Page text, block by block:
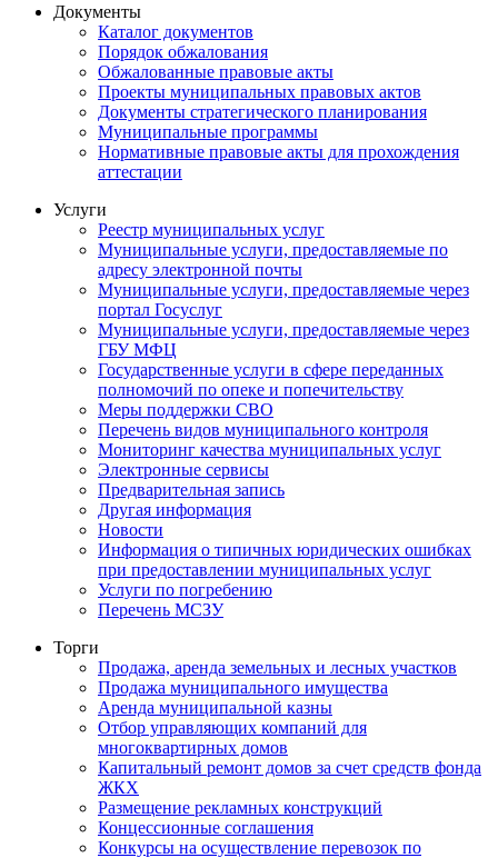
Документы
Каталог документов
Порядок обжалования
Обжалованные правовые акты
Проекты муниципальных правовых актов
Документы стратегического планирования
Муниципальные программы
Нормативные правовые акты для прохождения
аттестации
Услуги
Реестр муниципальных услуг
Муниципальные услуги, предоставляемые по
адресу электронной почты
Муниципальные услуги, предоставляемые через
портал Госуслуг
Муниципальные услуги, предоставляемые через
ГБУ МФЦ
Государственные услуги в сфере переданных
полномочий по опеке и попечительству
Меры поддержки СВО
Перечень видов муниципального контроля
Мониторинг качества муниципальных услуг
Электронные сервисы
Предварительная запись
Другая информация
Новости
Информация о типичных юридических ошибках
при предоставлении муниципальных услуг
Услуги по погребению
Перечень МСЗУ
Торги
Продажа, аренда земельных и лесных участков
Продажа муниципального имущества
Аренда муниципальной казны
Отбор управляющих компаний для
многоквартирных домов
Капитальный ремонт домов за счет средств фонда
ЖКХ
Размещение рекламных конструкций
Концессионные соглашения
Конкурсы на осуществление перевозок по